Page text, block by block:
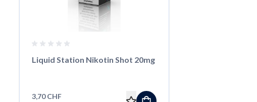
Liquid Station Nikotin Shot 20mg
3,70 CHF